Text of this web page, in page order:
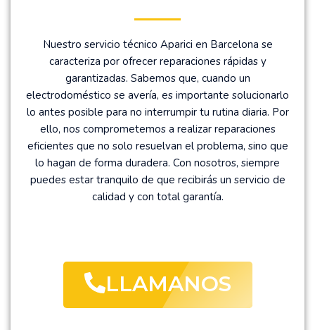
Nuestro servicio técnico Aparici en Barcelona se
caracteriza por ofrecer reparaciones rápidas y
garantizadas. Sabemos que, cuando un
electrodoméstico se avería, es importante solucionarlo
lo antes posible para no interrumpir tu rutina diaria. Por
ello, nos comprometemos a realizar reparaciones
eficientes que no solo resuelvan el problema, sino que
lo hagan de forma duradera. Con nosotros, siempre
puedes estar tranquilo de que recibirás un servicio de
calidad y con total garantía.
LLAMANOS